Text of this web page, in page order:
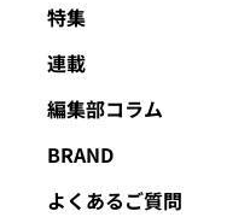
特集
連載
編集部コラム
BRAND
よくあるご質問